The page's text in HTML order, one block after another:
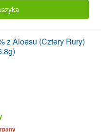
z Aloesu (Cztery Rury)